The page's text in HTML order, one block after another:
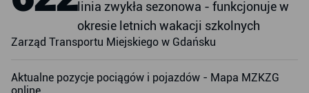
linia zwykła sezonowa - funkcjonuje w
okresie letnich wakacji szkolnych
Zarząd Transportu Miejskiego w Gdańsku
Aktualne pozycje pociągów i pojazdów - Mapa MZKZG